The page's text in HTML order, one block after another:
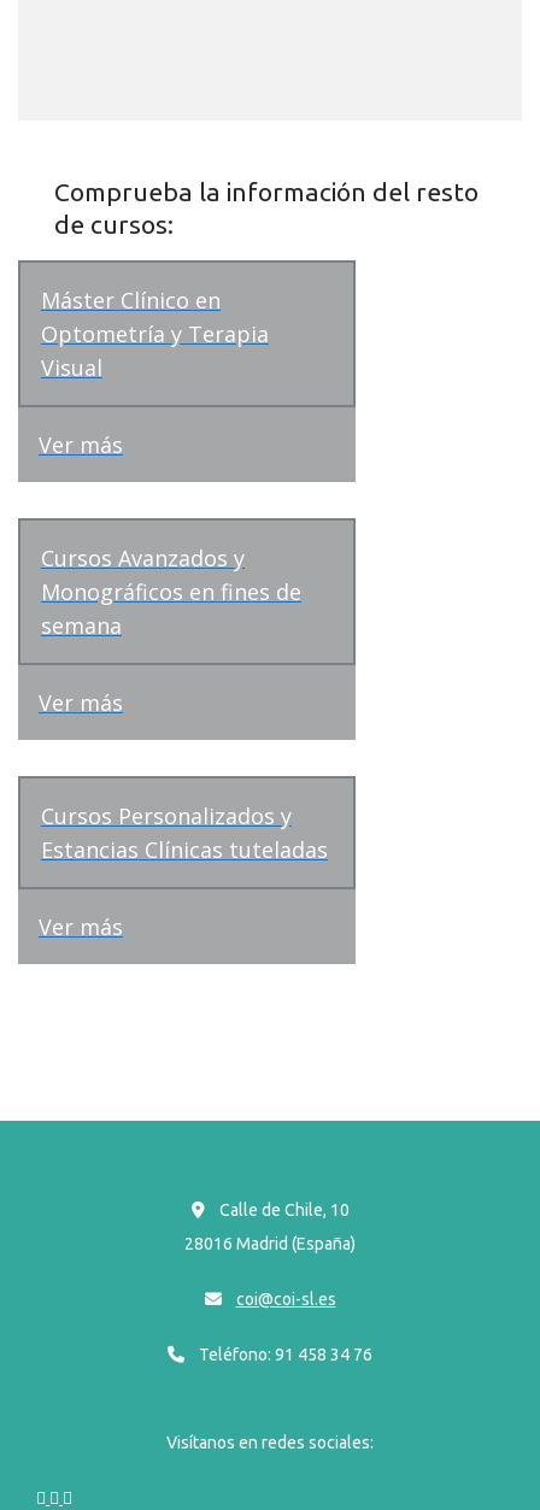
Comprueba la información del resto
de cursos:
Máster Clínico en
Optometría y Terapia
Visual
Ver más
Cursos Avanzados y
Monográficos en fines de
semana
Ver más
Cursos Personalizados y
Estancias Clínicas tuteladas
Ver más
Calle de Chile, 10
28016 Madrid (España)
coi@coi-sl.es
Teléfono: 91 458 34 76
Visítanos en redes sociales: